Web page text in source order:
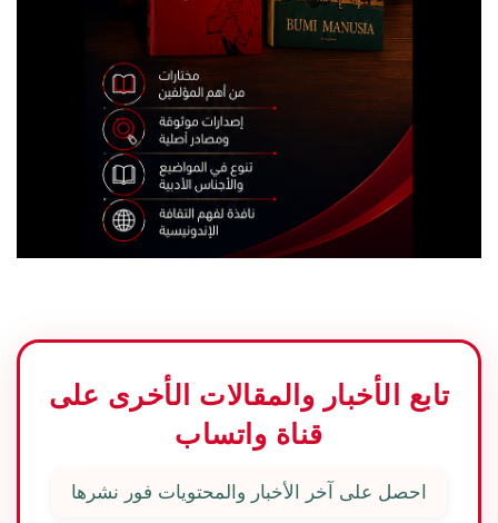
تابع الأخبار والمقالات الأخرى على
قناة واتساب
احصل على آخر الأخبار والمحتويات فور نشرها